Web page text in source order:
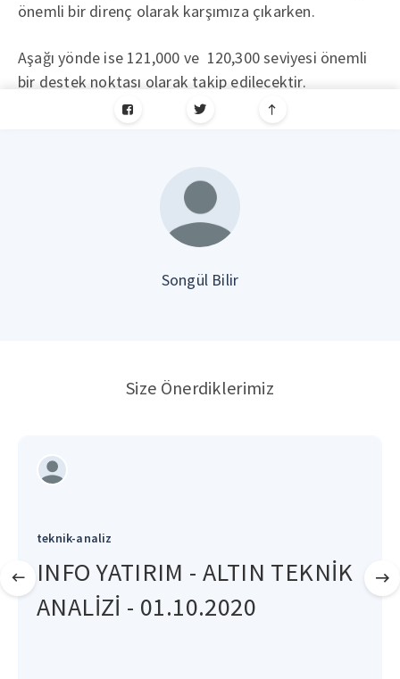
önemli bir direnç olarak karşımıza çıkarken.
Aşağı yönde ise 121,000 ve 120,300 seviyesi önemli
bir destek noktası olarak takip edilecektir.
Songül Bilir
Size Önerdiklerimiz
teknik-analiz
INFO YATIRIM - ALTIN TEKNİK
ANALİZİ - 01.10.2020